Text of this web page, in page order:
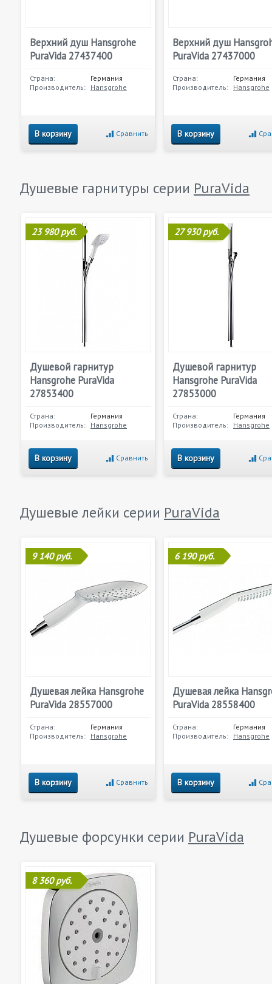
Верхний душ Hansgrohe
PuraVida 27437400
Страна:
Германия
Производитель: Hansgrohe
В корзину Сравнить
Верхний душ
PuraVida 27437000
Страна:
Германия
Производитель: Hansgrohe
В корзину
Душевые гарнитуры серии PuraVida
23 980 руб.
Душевой гарнитур
Hansgrohe PuraVida
27853400
Страна:
Германия
Производитель: Hansgrohe
В корзину Сравнить
27 930 руб.
Душевой гарнитур
Hansgrohe PuraVida
27853000
Страна:
Германия
Производитель: Hansgrohe
В корзину
Душевые лейки серии PuraVida
9 140 руб.
Душевая лейка Hansgrohe
PuraVida 28557000
Страна:
Германия
Производитель: Hansgrohe
В корзину Сравнить
6 190 руб.
Душевая лейка
PuraVida 28558400
Страна:
Германия
Производитель: Hansgrohe
В корзину
Душевые форсунки серии PuraVida
8 360 руб.